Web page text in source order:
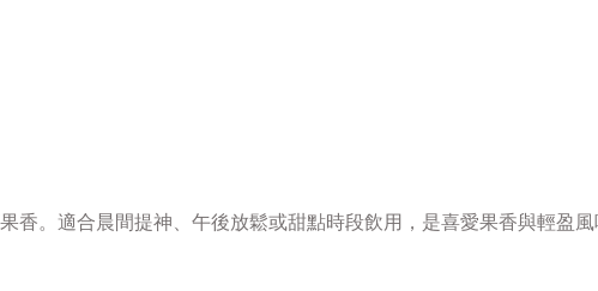
香。適合晨間提神、午後放鬆或甜點時段飲用，是喜愛果香與輕盈風